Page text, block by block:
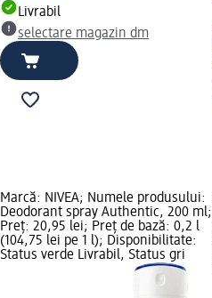
Livrabil
selectare magazin dm
Marcă: NIVEA; Numele produsului:
Deodorant spray Authentic, 200 ml;
Preț: 20,95 lei; Preț de bază: 0,2 l
(104,75 lei pe 1 l); Disponibilitate:
Status verde Livrabil, Status gri